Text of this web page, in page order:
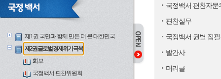
제1권 국민과 함께 만든 더 큰 대한민국
제2권 글로벌 경제위기 극복
화보
국정백서 편찬위원회
국정백서 편찬자문
편찬실무
국정백서 권별 집
발간사
머리글